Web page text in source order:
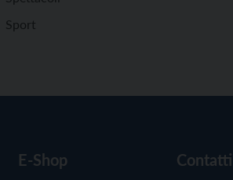
Sport
E-Shop Contatti